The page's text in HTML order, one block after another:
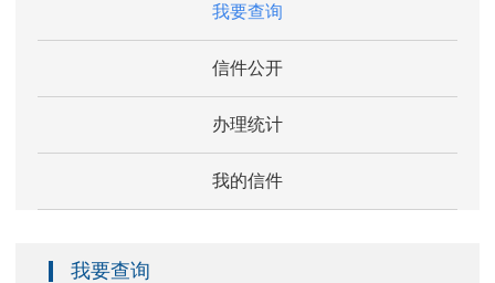
我要查询
信件公开
办理统计
我的信件
我要查询